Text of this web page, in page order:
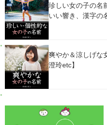
珍しい女の子の名
いい響き、漢字の
爽やか＆涼しげな
澄玲etc】